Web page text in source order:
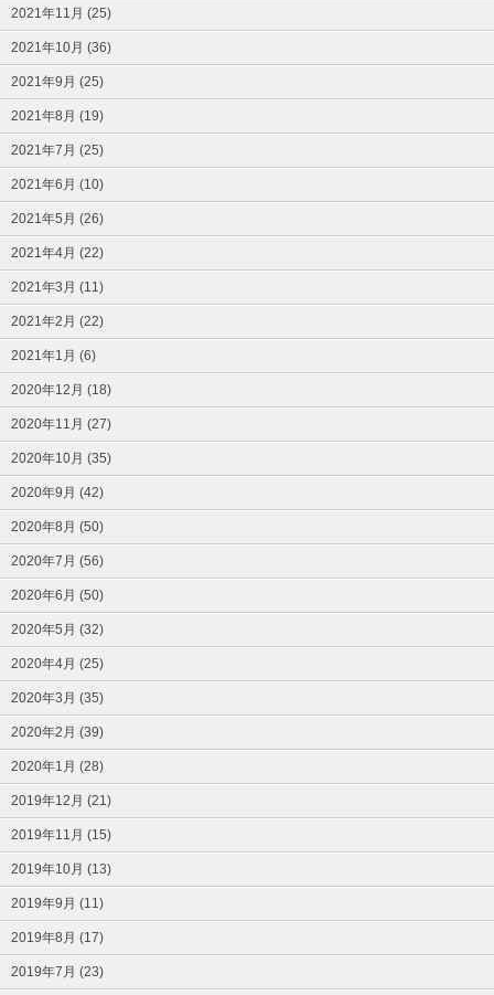
2021年11月 (25)
2021年10月 (36)
2021年9月 (25)
2021年8月 (19)
2021年7月 (25)
2021年6月 (10)
2021年5月 (26)
2021年4月 (22)
2021年3月 (11)
2021年2月 (22)
2021年1月 (6)
2020年12月 (18)
2020年11月 (27)
2020年10月 (35)
2020年9月 (42)
2020年8月 (50)
2020年7月 (56)
2020年6月 (50)
2020年5月 (32)
2020年4月 (25)
2020年3月 (35)
2020年2月 (39)
2020年1月 (28)
2019年12月 (21)
2019年11月 (15)
2019年10月 (13)
2019年9月 (11)
2019年8月 (17)
2019年7月 (23)